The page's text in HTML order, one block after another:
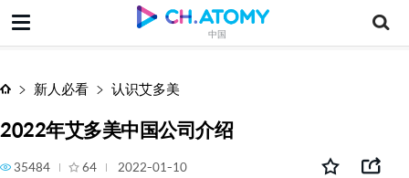
中国
2022年艾多美中国公司介绍
新人必看 认识艾多美
2022年艾多美中国公司介绍
35484 64 2022-01-10